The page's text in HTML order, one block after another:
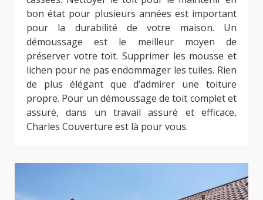
bon état pour plusieurs années est important
pour la durabilité de votre maison. Un
démoussage est le meilleur moyen de
préserver votre toit. Supprimer les mousse et
lichen pour ne pas endommager les tuiles. Rien
de plus élégant que d’admirer une toiture
propre. Pour un démoussage de toit complet et
assuré, dans un travail assuré et efficace,
Charles Couverture est là pour vous.